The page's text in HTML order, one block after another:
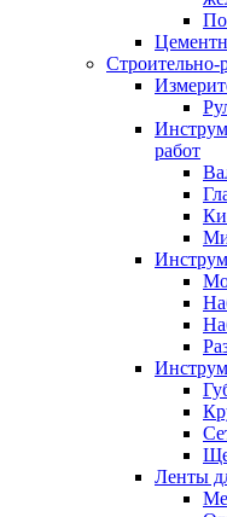
Строительно-
работ
Ленты